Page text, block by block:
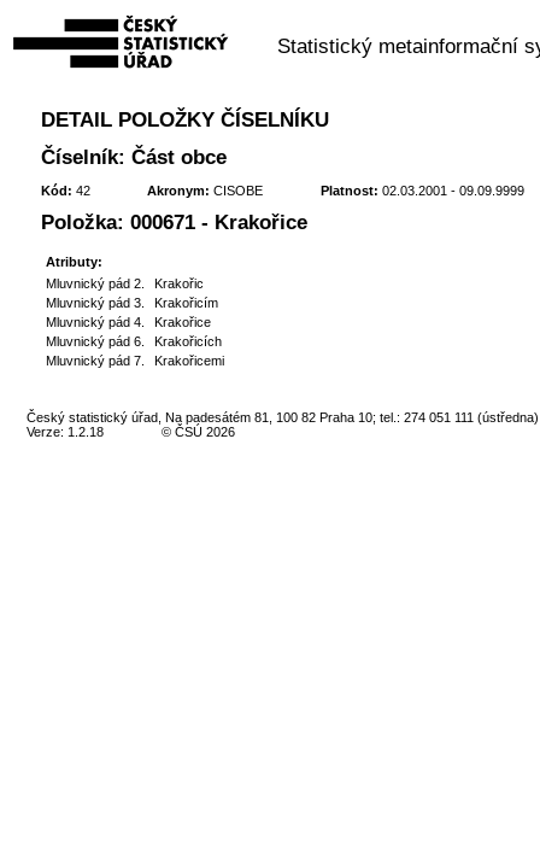
Statistický metainformační
DETAIL POLOŽKY ČÍSELNÍKU
Číselník: Část obce
Kód: 42 Akronym: CISOBE Platnost: 02.03.2001 - 09.09.9999
Položka: 000671 - Krakořice
Atributy:
Mluvnický pád 2.
Krakořic
Mluvnický pád 3.
Krakořicím
Mluvnický pád 4.
Krakořice
Mluvnický pád 6.
Krakořicích
Mluvnický pád 7.
Krakořicemi
Český statistický úřad, Na padesátém 81, 100 82 Praha 10; tel.: 274 051 111 (ústředna)
Verze: 1.2.18
© ČSÚ 2026